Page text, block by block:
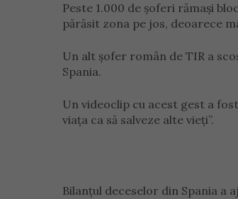
Peste 1.000 de șoferi rămași
părăsit zona pe jos, deoarece
Un alt șofer român de TIR a
Spania.
Un videoclip cu acest gest a
viața ca să salveze alte vieți”.
Bilanțul deceselor din Spania a